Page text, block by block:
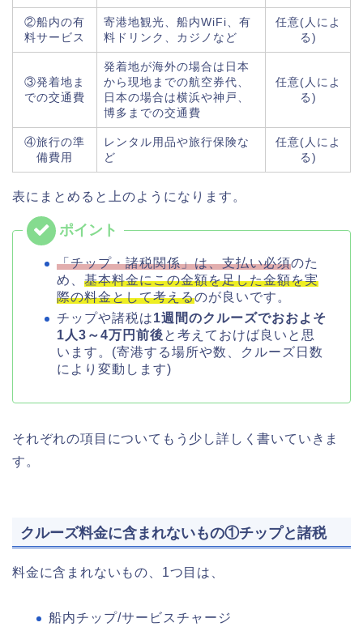
②船内の有
料サービス
寄港地観光、船内WiFi、有
料ドリンク、カジノなど
任意(人によ
る)
③発着地ま
での交通費
発着地が海外の場合は日本
から現地までの航空券代、
日本の場合は横浜や神戸、
博多までの交通費
任意(人によ
る)
④旅行の準
備費用
レンタル用品や旅行保険な
ど
任意(人によ
る)
表にまとめると上のようになります。
「チップ・諸税関係」は、支払い必須のた
め、 基本料金にこの金額を足した金額を実
際の料金として考えるのが良いです。
チップや諸税は1週間のクルーズでおおよそ
1人3～4万円前後と考えておけば良いと思
います。(寄港する場所や数、クルーズ日数
により変動します)
それぞれの項目についてもう少し詳しく書いていきま
す。
クルーズ料金に含まれないもの①チップと諸税
料金に含まれないもの、1つ目は、
船内チップ/サービスチャージ